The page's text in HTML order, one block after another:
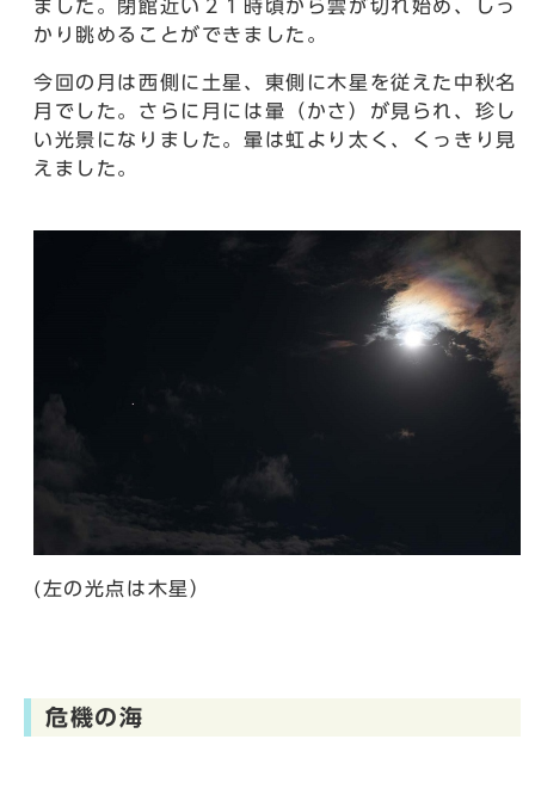
ました。閉館近い２１時頃から雲が切れ始め、しっ
かり眺めることができました。
今回の月は西側に土星、東側に木星を従えた中秋名
月でした。さらに月には暈（かさ）が見られ、珍し
い光景になりました。暈は虹より太く、くっきり見
えました。
(左の光点は木星）
危機の海